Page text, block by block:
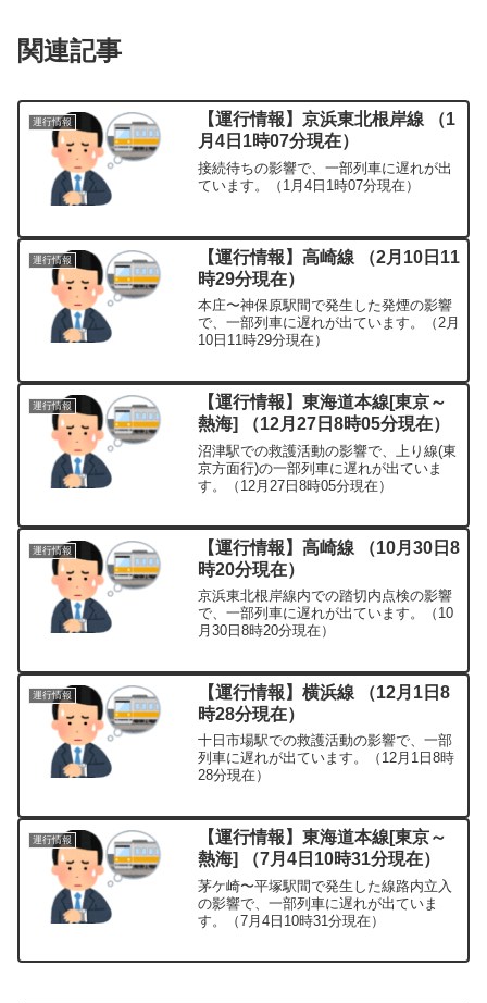
関連記事
運行情報
【運行情報】京浜東北根岸線 （1
月4日1時07分現在）
接続待ちの影響で、一部列車に遅れが出
ています。（1月4日1時07分現在）
運行情報
【運行情報】高崎線 （2月10日11
時29分現在）
本庄〜神保原駅間で発生した発煙の影響
で、一部列車に遅れが出ています。（2月
10日11時29分現在）
運行情報
【運行情報】東海道本線[東京～
熱海] （12月27日8時05分現在）
沼津駅での救護活動の影響で、上り線(東
京方面行)の一部列車に遅れが出ていま
す。（12月27日8時05分現在）
運行情報
【運行情報】高崎線 （10月30日8
時20分現在）
京浜東北根岸線内での踏切内点検の影響
で、一部列車に遅れが出ています。（10
月30日8時20分現在）
運行情報
【運行情報】横浜線 （12月1日8
時28分現在）
十日市場駅での救護活動の影響で、一部
列車に遅れが出ています。（12月1日8時
28分現在）
運行情報
【運行情報】東海道本線[東京～
熱海] （7月4日10時31分現在）
茅ケ崎〜平塚駅間で発生した線路内立入
の影響で、一部列車に遅れが出ていま
す。（7月4日10時31分現在）